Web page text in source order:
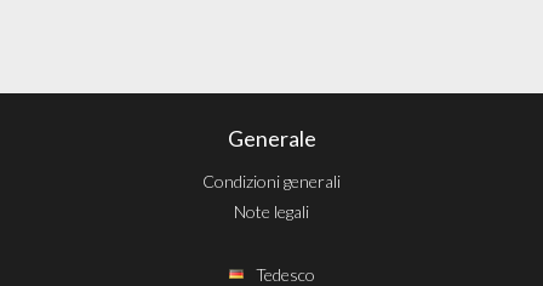
Generale
Condizioni generali
Note legali
Tedesco